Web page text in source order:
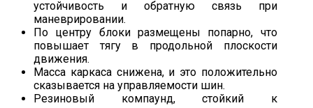
устойчивость и обратную связь при
маневрировании.
По центру блоки размещены попарно, что
повышает тягу в продольной плоскости
движения.
Масса каркаса снижена, и это положительно
сказывается на управляемости шин.
Резиновый компаунд, стойкий к